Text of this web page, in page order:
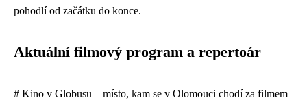
pohodlí od začátku do konce.
Aktuální filmový program a repertoár
# Kino v Globusu – místo, kam se v Olomouci chodí za filmem